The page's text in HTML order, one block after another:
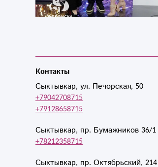
Контакты
Сыктывкар, ул. Печорская, 50
+79042708715
+79128658715
Сыктывкар, пр. Бумажников 36/1
+78212358715
Сыктывкар, пр. Октябрьский, 214